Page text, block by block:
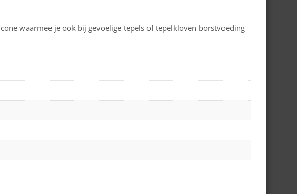
waarmee je ook bij gevoelige tepels of tepelkloven borstvoeding